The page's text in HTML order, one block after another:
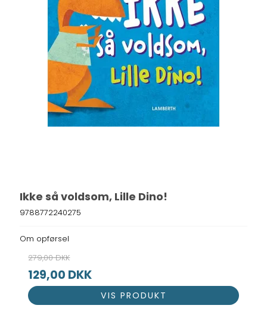
Ikke så voldsom, Lille Dino!
9788772240275
Om opførsel
279,00 DKK
129,00 DKK
VIS PRODUKT